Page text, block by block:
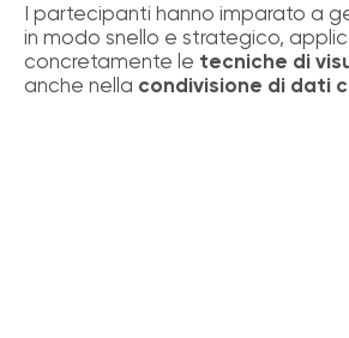
I partecipanti hanno imparato a
in modo snello e strategico,
concretamente le tecniche di
anche nella condivisione di dati